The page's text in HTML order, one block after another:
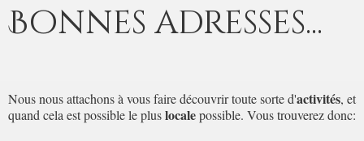
Bonnes adresses...
Nous nous attachons à vous faire découvrir toute sorte d'activités, et
quand cela est possible le pluslocalepossible. Vous trouverez donc: